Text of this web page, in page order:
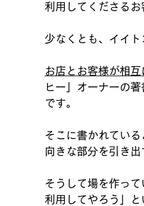
利用してくださるお
少なくとも、イイト
お店とお客様が相
ヒー」オーナーの
です。
そこに書かれてい
向きな部分を引き出
そうして場を作っ
利用してやろう」と